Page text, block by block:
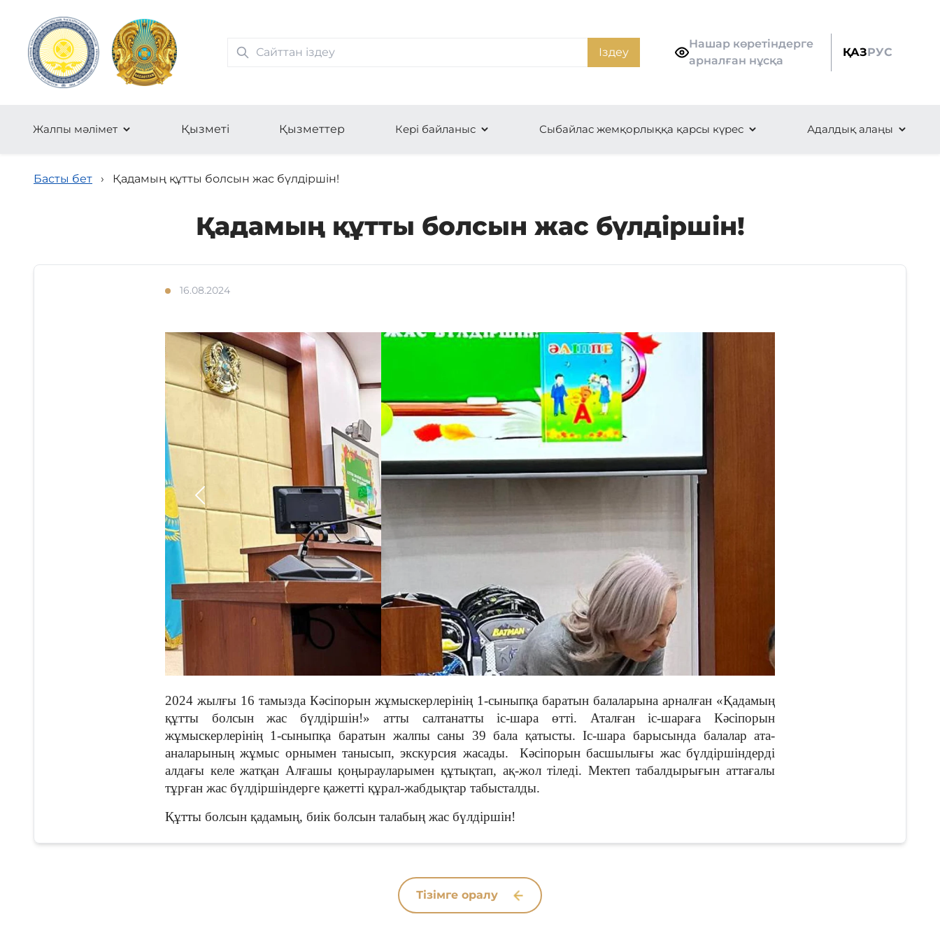
Іздеу
Нашар көретіндерге
арналған нұсқа
ҚАЗРУС
Жалпы мәлімет Қызметі Қызметтер Кері байланыс Сыбайлас жемқорлыққа қарсы күрес Адалдық алаңы
Басты бет › Қадамың құтты болсын жас бүлдіршін!
Қадамың құтты болсын жас бүлдіршін!
16.08.2024
2024 жылғы 16 тамызда Кәсіпорын жұмыскерлерінің 1-сыныпқа баратын балаларына арналған «Қадамың
құтты болсын жас бүлдіршін!» атты салтанатты іс-шара өтті. Аталған іс-шараға Кәсіпорын
жұмыскерлерінің 1-сыныпқа баратын жалпы саны 39 бала қатысты. Іс-шара барысында балалар ата-
аналарының жұмыс орнымен танысып, экскурсия жасады. Кәсіпорын басшылығы жас бүлдіршіндерді
алдағы келе жатқан Алғашы қоңырауларымен құтықтап, ақ-жол тіледі. Мектеп табалдырығын аттағалы
тұрған жас бүлдіршіндерге қажетті құрал-жабдықтар табысталды.
Құтты болсын қадамың, биік болсын талабың жас бүлдіршін!
Тізімге оралу